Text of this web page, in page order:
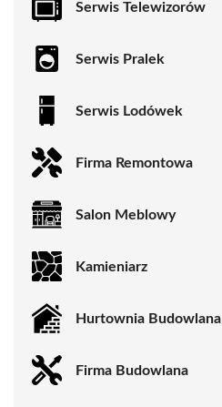
Serwis Telewizorów
Serwis Pralek
Serwis Lodówek
Firma Remontowa
Salon Meblowy
Kamieniarz
Hurtownia Budowlana
Firma Budowlana